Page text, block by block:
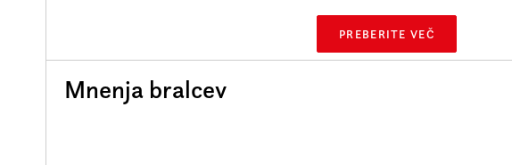
PREBERITE VEČ
Mnenja bralcev